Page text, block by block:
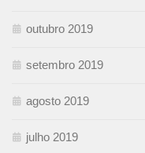
outubro 2019
setembro 2019
agosto 2019
julho 2019